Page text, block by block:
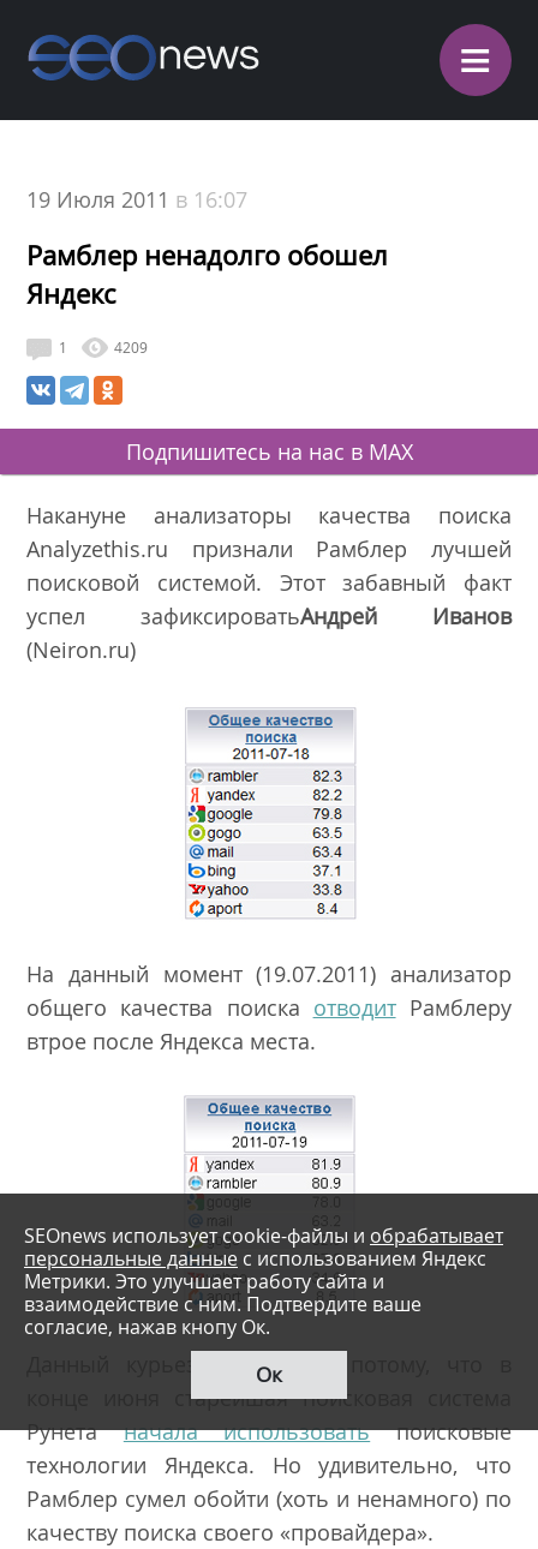
≡
19 Июля 2011 в 16:07
Рамблер ненадолго обошел
Яндекс
1 4209
Подпишитесь на нас в MAX
Накануне анализаторы качества поиска
Analyzethis.ru признали Рамблер лучшей
поисковой системой. Этот забавный факт
успел зафиксироватьАндрей Иванов
(Neiron.ru)
На данный момент (19.07.2011) анализатор
общего качества поиска отводитРамблеру
втрое после Яндекса места.
Данный курьез произошел потому, что в
конце июня старейшая поисковая система
Рунетаначала использоватьпоисковые
технологии Яндекса. Но удивительно, что
Рамблер сумел обойти (хоть и ненамного) по
качеству поиска своего «провайдера».
SEOnews использует cookie-файлы и обрабатывает
персональные данные с использованием Яндекс
Метрики. Это улучшает работу сайта и
взаимодействие с ним. Подтвердите ваше
согласие, нажав кнопу Ок.
Ок